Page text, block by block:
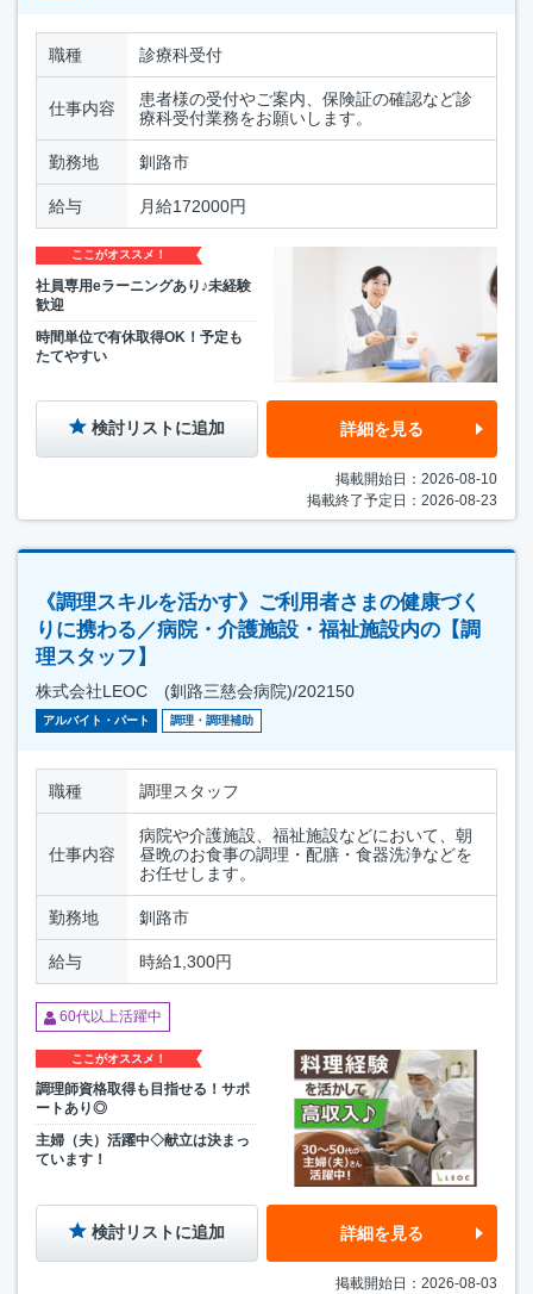
職種 診療科受付
仕事内容
患者様の受付やご案内、保険証の確認など診
療科受付業務をお願いします。
勤務地 釧路市
給与 月給172000円
ここがオススメ！
社員専用eラーニングあり♪未経験
歓迎
時間単位で有休取得OK！予定も
たてやすい
検討リストに追加 詳細を見る
掲載開始日：2026-08-10
掲載終了予定日：2026-08-23
《調理スキルを活かす》ご利用者さまの健康づく
りに携わる／病院・介護施設・福祉施設内の【調
理スタッフ】
株式会社LEOC (釧路三慈会病院)/202150
アルバイト・パート 調理・調理補助
職種 調理スタッフ
仕事内容
病院や介護施設、福祉施設などにおいて、朝
昼晩のお食事の調理・配膳・食器洗浄などを
お任せします。
勤務地 釧路市
給与 時給1,300円
60代以上活躍中
ここがオススメ！
調理師資格取得も目指せる！サポ
ートあり◎
主婦（夫）活躍中◇献立は決まっ
ています！
検討リストに追加 詳細を見る
掲載開始日：2026-08-03